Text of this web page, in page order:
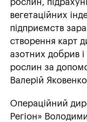
рослин,
вегетаційних
підприємств
створення карт
азотних добрив
рослин за
Валерій
Операційний
Регіон»